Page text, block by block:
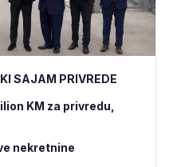
SAJAM PRIVREDE
KM za privredu,
nekretnine